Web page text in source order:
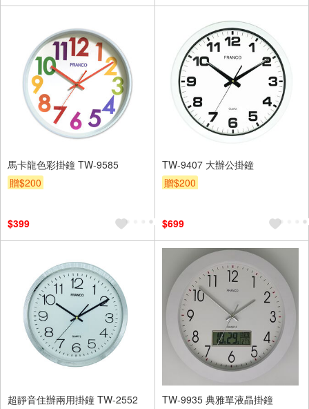
馬卡龍色彩掛鐘 TW-9585
贈$200
$399
TW-9407 大辦公掛鐘
贈$200
$699
超靜音住辦兩用掛鐘 TW-2552
TW-9935 典雅單液晶掛鐘